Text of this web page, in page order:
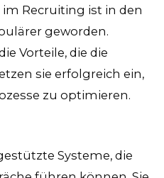
Recruiting ist in den
geworden.
Vorteile, die die
sie erfolgreich ein,
zu optimieren.
Systeme, die